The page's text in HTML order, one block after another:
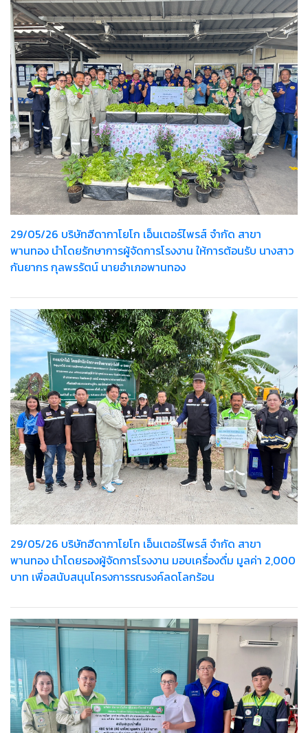
29/05/26 บริษัทฮีดากาโยโก เอ็นเตอร์ไพรส์ จำกัด สาขา
พานทอง นำโดยรักษาการผู้จัดการโรงงาน ให้การต้อนรับ นางสาว
กันยากร กุลพรรัตน์ นายอำเภอพานทอง
29/05/26 บริษัทฮีดากาโยโก เอ็นเตอร์ไพรส์ จำกัด สาขา
พานทอง นำโดยรองผู้จัดการโรงงาน มอบเครื่องดื่ม มูลค่า 2,000
บาท เพื่อสนับสนุนโครงการรณรงค์ลดโลกร้อน